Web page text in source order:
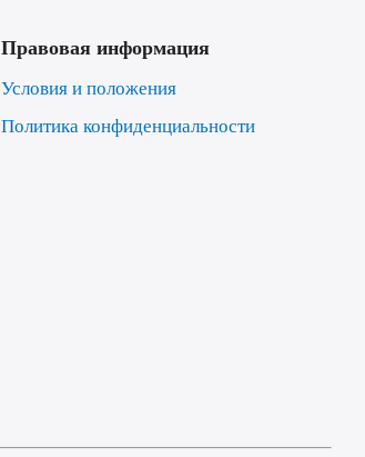
Правовая информация
Условия и положения
Политика конфиденциальности